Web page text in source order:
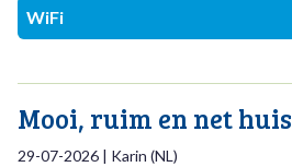
WiFi
Mooi, ruim en net huis
29-07-2026 | Karin (NL)